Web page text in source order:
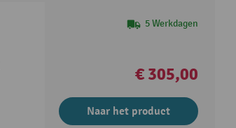
5 Werkdagen
€ 305,00
Naar het product